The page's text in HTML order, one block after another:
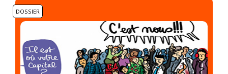
DOSSIER